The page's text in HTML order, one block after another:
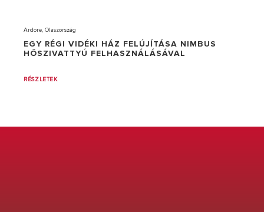
Ardore, Olaszország
EGY RÉGI VIDÉKI HÁZ FELÚJÍTÁSA NIMBUS
HŐSZIVATTYÚ FELHASZNÁLÁSÁVAL
RÉSZLETEK